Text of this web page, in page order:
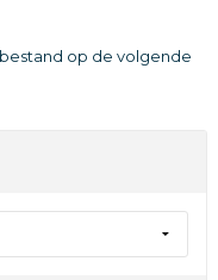
op de volgende